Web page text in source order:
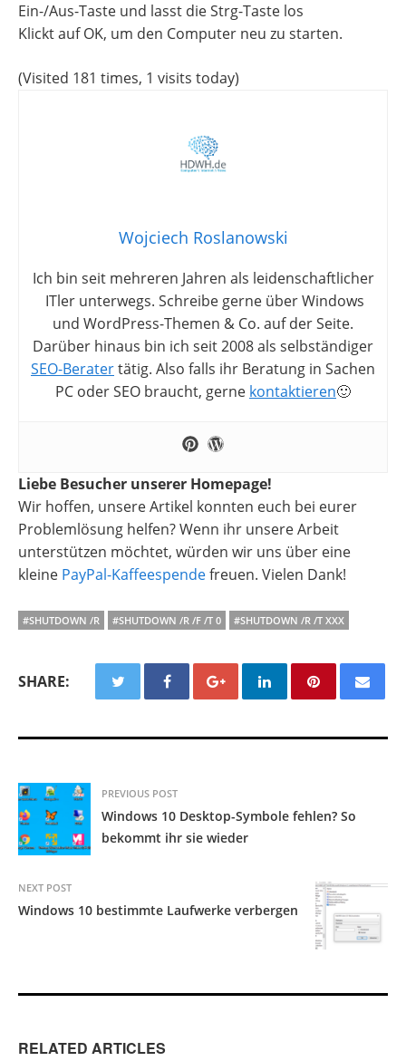
Ein-/Aus-Taste und lasst die Strg-Taste los
Klickt auf OK, um den Computer neu zu starten.
(Visited 181 times, 1 visits today)
Wojciech Roslanowski
Ich bin seit mehreren Jahren als leidenschaftlicher
ITler unterwegs. Schreibe gerne über Windows
und WordPress-Themen & Co. auf der Seite.
Darüber hinaus bin ich seit 2008 als selbständiger
SEO-Beratertätig. Also falls ihr Beratung in Sachen
PC oder SEO braucht, gerne kontaktieren🙂
Liebe Besucher unserer Homepage!
Wir hoffen, unsere Artikel konnten euch bei eurer
Problemlösung helfen? Wenn ihr unsere Arbeit
unterstützen möchtet, würden wir uns über eine
kleine PayPal-Kaffeespendefreuen. Vielen Dank!
#SHUTDOWN /R #SHUTDOWN /R /F /T 0 #SHUTDOWN /R /T XXX
SHARE:
PREVIOUS POST
Windows 10 Desktop-Symbole fehlen? So
bekommt ihr sie wieder
NEXT POST
Windows 10 bestimmte Laufwerke verbergen
RELATED ARTICLES